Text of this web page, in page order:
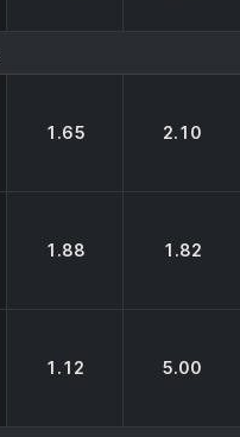
1.65 2.10
1.88 1.82
1.12 5.00